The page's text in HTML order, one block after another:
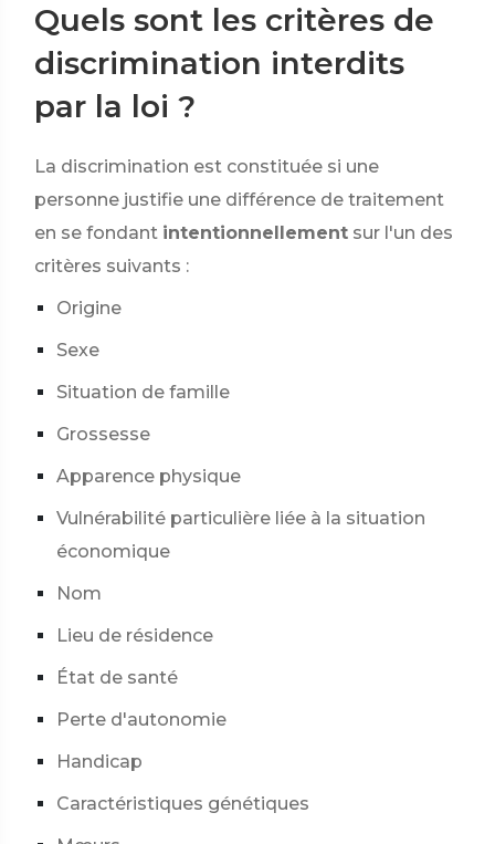
Quels sont les critères de
discrimination interdits
par la loi ?
La discrimination est constituée si une
personne justifie une différence de traitement
en se fondant intentionnellement sur l'un des
critères suivants :
Origine
Sexe
Situation de famille
Grossesse
Apparence physique
Vulnérabilité particulière liée à la situation
économique
Nom
Lieu de résidence
État de santé
Perte d'autonomie
Handicap
Caractéristiques génétiques